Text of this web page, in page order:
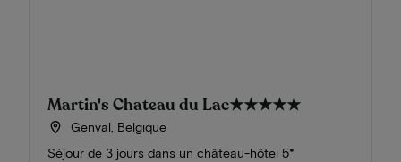
Martin's Chateau du Lac★★★★★
Genval, Belgique
Séjour de 3 jours dans un château-hôtel 5*